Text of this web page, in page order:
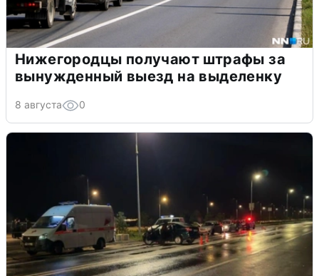
Нижегородцы получают штрафы за
вынужденный выезд на выделенку
8 августа 0